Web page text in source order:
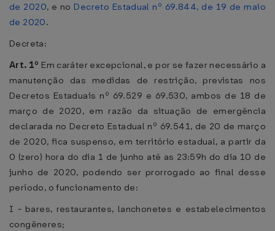
de 2020, e no Decreto Estadual nº 69.844, de 19 de maio
de 2020.
Decreta:
Art. 1º Em caráter excepcional, e por se fazer necessário a
manutenção das medidas de restrição, previstas nos
Decretos Estaduais nº 69.529 e 69.530, ambos de 18 de
março de 2020, em razão da situação de emergência
declarada no Decreto Estadual nº 69.541, de 20 de março
de 2020, fica suspenso, em território estadual, a partir da
0 (zero) hora do dia 1 de junho até as 23:59h do dia 10 de
junho de 2020, podendo ser prorrogado ao final desse
período, o funcionamento de:
I - bares, restaurantes, lanchonetes e estabelecimentos
congêneres;